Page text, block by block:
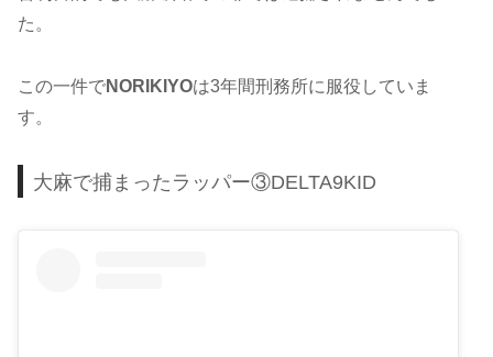
た。
この一件でNORIKIYOは3年間刑務所に服役していま
す。
大麻で捕まったラッパー③DELTA9KID